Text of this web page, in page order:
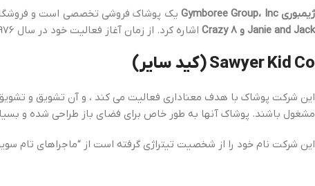
ژیمبوری Gymboree Group، Inc یک پوشاک فروشی تخصصی است و فروشگاه
Janie and Jack و Crazy 8
اشاره کرد. از زمان آغاز فعالیت خود در سال 1976 ، آنها از ارائه کلاس های مادر و نوزاد هستند.
Sawyer Kid Co (کید سایر)
این شرکت پوشاک با هدف معناداری فعالیت می کند ، و آن تشویق و
مشغول باشند. پوشاک آنها به طور خاص برای فضای باز طراحی شده و
این شرکت نام خود را از شخصیت تیتراژی گرفته است از “ماجراهای تام